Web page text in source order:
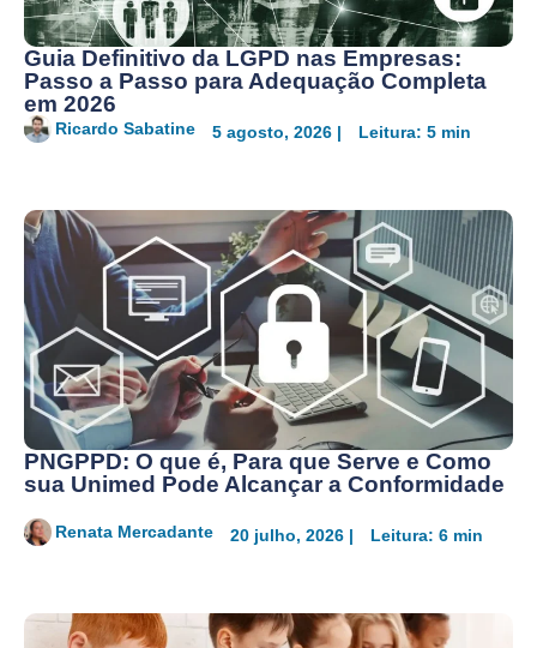
Guia Definitivo da LGPD nas Empresas:
Passo a Passo para Adequação Completa
em 2026
Ricardo Sabatine 5 agosto, 2026 | Leitura: 5 min
PNGPPD: O que é, Para que Serve e Como
sua Unimed Pode Alcançar a Conformidade
Renata Mercadante 20 julho, 2026 | Leitura: 6 min